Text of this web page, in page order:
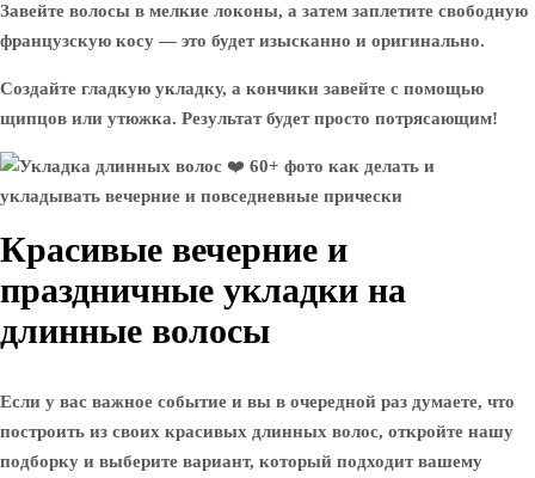
Завейте волосы в мелкие локоны, а затем заплетите свободную
французскую косу — это будет изысканно и оригинально.
Создайте гладкую укладку, а кончики завейте с помощью
щипцов или утюжка. Результат будет просто потрясающим!
Красивые вечерние и
праздничные укладки на
длинные волосы
Если у вас важное событие и вы в очередной раз думаете, что
построить из своих красивых длинных волос, откройте нашу
подборку и выберите вариант, который подходит вашему